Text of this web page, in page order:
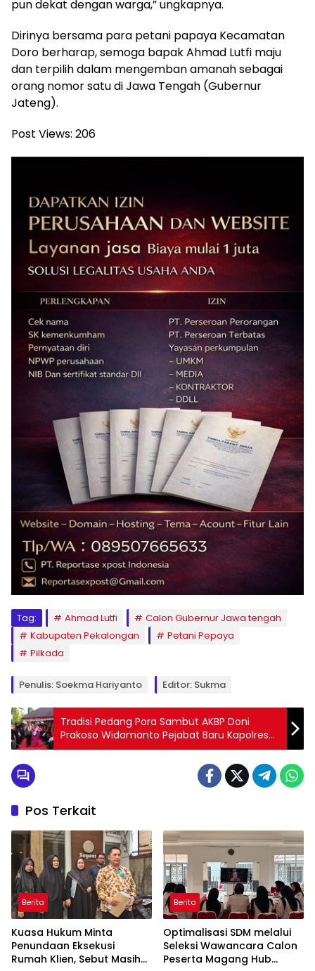
pun dekat dengan warga,” ungkapnya.
Dirinya bersama para petani papaya Kecamatan
Doro berharap, semoga bapak Ahmad Lutfi maju
dan terpilih dalam mengemban amanah sebagai
orang nomor satu di Jawa Tengah (Gubernur
Jateng).
Post Views: 206
Tag: Ahmad Lutfi
Calon Gubernur Jawa tengah
Kabupaten Pekalongan
Petani Pepaya
Pilkada
Penulis: Soekma Hariyanto Editor: Sukma
Tradisi Pedang Pora Sambut AKBP Doni
Prakoso Widamanto Pejabat Baru Kapolres
Pekalongan
Pos Terkait
Berita
Kuasa Hukum Minta
Penundaan Eksekusi
Rumah Klien, Sebut Masih
Berita
Optimalisasi SDM melalui
Seleksi Wawancara Calon
Peserta Magang Hub